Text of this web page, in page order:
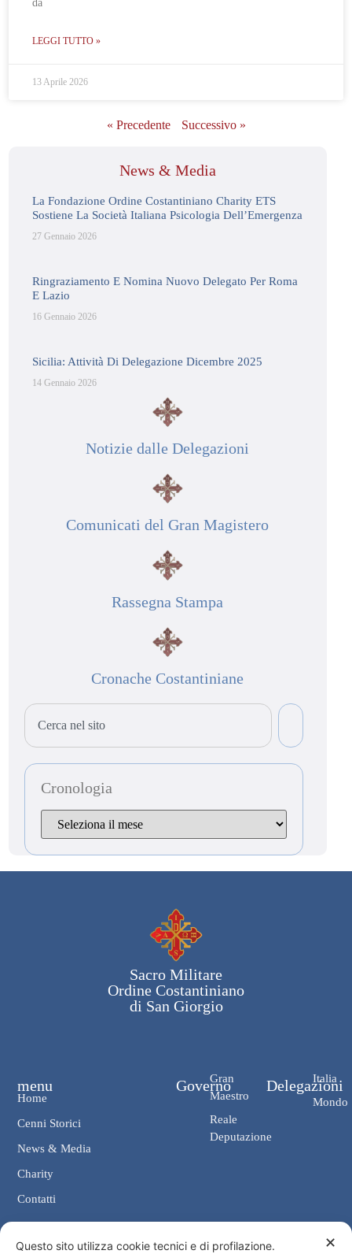
da
LEGGI TUTTO »
13 Aprile 2026
« Precedente Successivo »
News & Media
La Fondazione Ordine Costantiniano Charity ETS
Sostiene La Società Italiana Psicologia Dell’Emergenza
27 Gennaio 2026
Ringraziamento E Nomina Nuovo Delegato Per Roma
E Lazio
16 Gennaio 2026
Sicilia: Attività Di Delegazione Dicembre 2025
14 Gennaio 2026
Notizie dalle Delegazioni
Comunicati del Gran Magistero
Rassegna Stampa
Cronache Costantiniane
Cronologia
Sacro Militare
Ordine Costantiniano
di San Giorgio
Governo
Gran
Maestro
Reale
Deputazione
Delegazioni
Italia
Mondo
menu
Home
Cenni Storici
News & Media
Charity
Contatti
Contatti ✕
Questo sito utilizza cookie tecnici e di profilazione.